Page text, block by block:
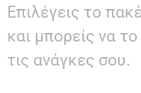
Επιλέγεις το
και μπορείς να
τις ανάγκες σου.